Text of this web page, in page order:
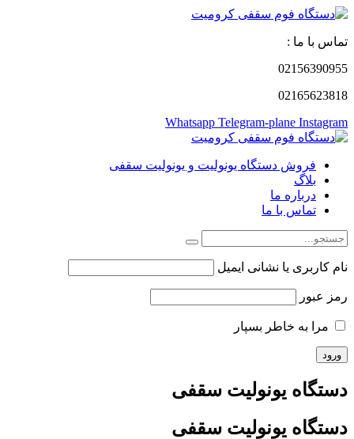
تماس با ما :
02156390955
02165623818
Whatsapp Telegram-plane Instagram
فروش دستگاه یونولیت و یونولیت سقفی
بلاگ
درباره ما
تماس با ما
نام کاربری یا نشانی ایمیل
رمز عبور
مرا به خاطر بسپار
دستگاه یونولیت سقفی
دستگاه یونولیت سقفی